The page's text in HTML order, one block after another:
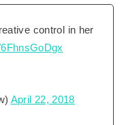
control in her
April 22, 2018